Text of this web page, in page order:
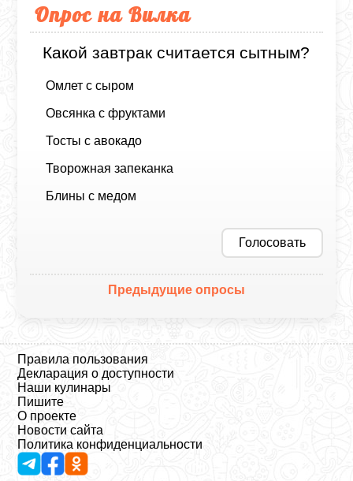
Опрос на Вилка
Какой завтрак считается сытным?
Омлет с сыром
Овсянка с фруктами
Тосты с авокадо
Творожная запеканка
Блины с медом
Голосовать
Предыдущие опросы
Правила пользования
Декларация о доступности
Наши кулинары
Пишите
О проекте
Новости сайта
Политика конфиденциальности